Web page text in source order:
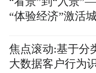
“体验经济”激活
焦点滚动:基于分
大数据客户行为